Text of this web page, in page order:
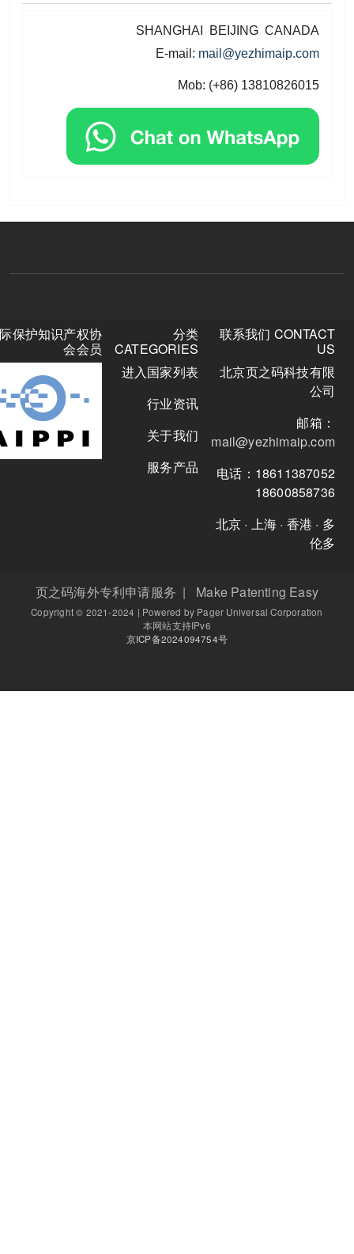
SHANGHAI BEIJING
E-mail:
Mob: (+86)
联系我们
北京页之码
电话：
北京 · 上海 ·
分类
CATEGORIES
进入国家列表
关于我们
服务产品
国际保护知识产权协
会会员
关
微
公
众
页之码海外专利申请服务 | Make Patenting
Copyright © 2021-2024 | Powered by Pager Universal
本网站支持IPv6
京ICP备2024094754号